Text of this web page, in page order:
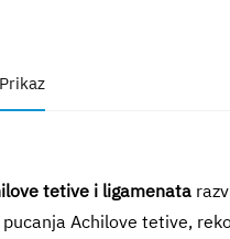
Prikaz
tetive i ligamenata
Achilove tetive,